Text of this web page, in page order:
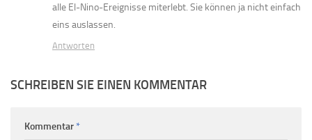
alle El-Nino-Ereignisse miterlebt. Sie können ja nicht einfach
eins auslassen.
Antworten
SCHREIBEN SIE EINEN KOMMENTAR
Kommentar *